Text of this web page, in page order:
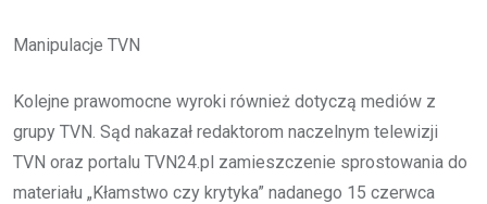
Manipulacje TVN
Kolejne prawomocne wyroki również dotyczą mediów z
grupy TVN. Sąd nakazał redaktorom naczelnym telewizji
TVN oraz portalu TVN24.pl zamieszczenie sprostowania do
materiału „Kłamstwo czy krytyka” nadanego 15 czerwca